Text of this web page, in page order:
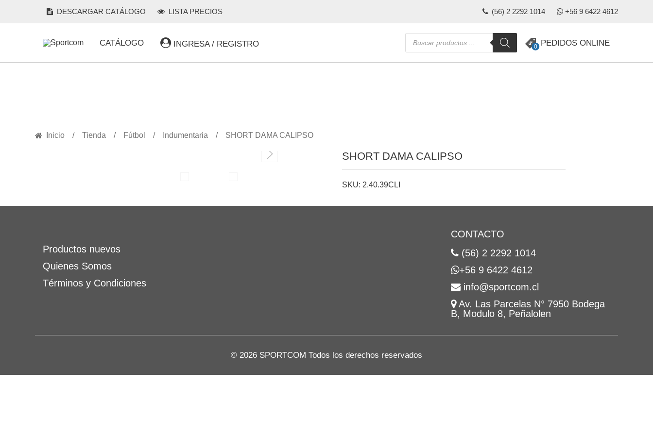
DESCARGAR CATÁLOGO LISTA PRECIOS (56) 2 2292 1014 +56 9 6422 4612
CATÁLOGO INGRESA / REGISTRO
Búsqueda
de
productos
0 PEDIDOS ONLINE
Inicio Tienda Fútbol Indumentaria SHORT DAMA CALIPSO
SHORT DAMA CALIPSO
SKU: 2.40.39CLI
Productos nuevos
Quienes Somos
Términos y Condiciones
CONTACTO
(56) 2 2292 1014
+56 9 6422 4612
info@sportcom.cl
Av. Las Parcelas N° 7950 Bodega
B, Modulo 8, Peñalolen
© 2026 SPORTCOM Todos los derechos reservados